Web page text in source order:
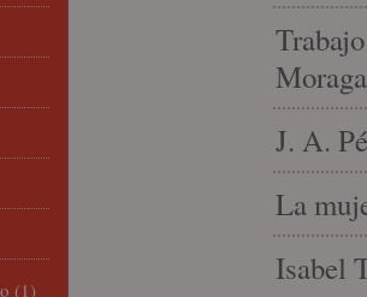
J. A.
La
Isabel
(1)